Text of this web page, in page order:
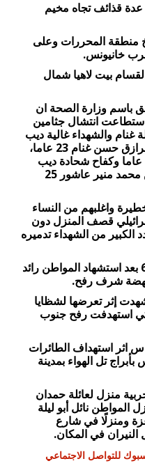
عدة قذائف تجاه مخيم
منطقة المحررات وعلى
خانيونس.
بيت لاهيا شمال
باسم وزارة الصحة ان
انتشال جثامين
غنام والشهداء غالية ديب
جبر غنام 7 سنوات، ووسام عبد الرازق حسن غنام 23 عاما،
محمود عبد الرازق حسن غنام 26 عاما وكفاح شحادة ديب
غنام 20 عاما اضافة الى المواطن محمد منير عاشور 25
واغلبهم من النساء
قصف المنزل دون
الكبير من الشهداء تدميره
وارتفعت حصيلة شهداء رفح الى 6 بعد استشهاد المواطن رائد
إثر تعرضها لشظايا
استهدفت رفح جنوب
اثر استهداف الطائرات
تل الهواء بمدينة
منزل لعائلة حمدان
نائل أبو ليلة
ومنزلًا في شارع
في المكان.
للتواصل الاجتماعي